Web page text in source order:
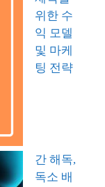
위한 수
익 모델
및 마케
팅 전략
간 해독,
독소 배